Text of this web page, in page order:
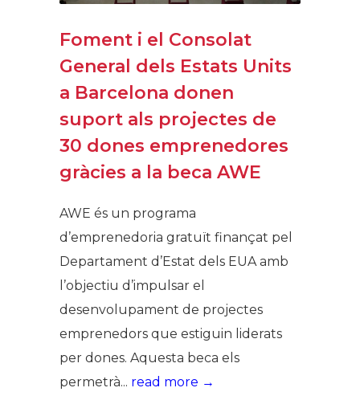
Foment i el Consolat
General dels Estats Units
a Barcelona donen
suport als projectes de
30 dones emprenedores
gràcies a la beca AWE
AWE és un programa
d’emprenedoria gratuït finançat pel
Departament d’Estat dels EUA amb
l’objectiu d’impulsar el
desenvolupament de projectes
emprenedors que estiguin liderats
per dones. Aquesta beca els
permetrà... read more →